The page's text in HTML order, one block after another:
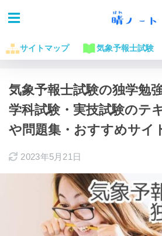
サイトマップ 気象予報士試験
ホーム 気象予報士試験に役立つお話
気象予報士試験の独学勉
学科試験・実技試験のテ
や問題集・おすすめサイ
2023年5月21日